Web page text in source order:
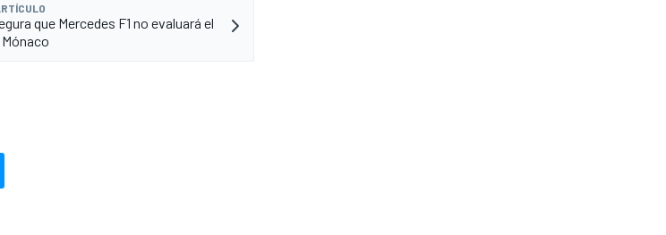
que Mercedes F1 no evaluará el
Mónaco